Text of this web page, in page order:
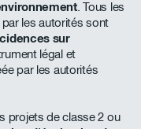
. Tous les
les autorités sont
sur
légal et
par les autorités
projets de classe 2 ou